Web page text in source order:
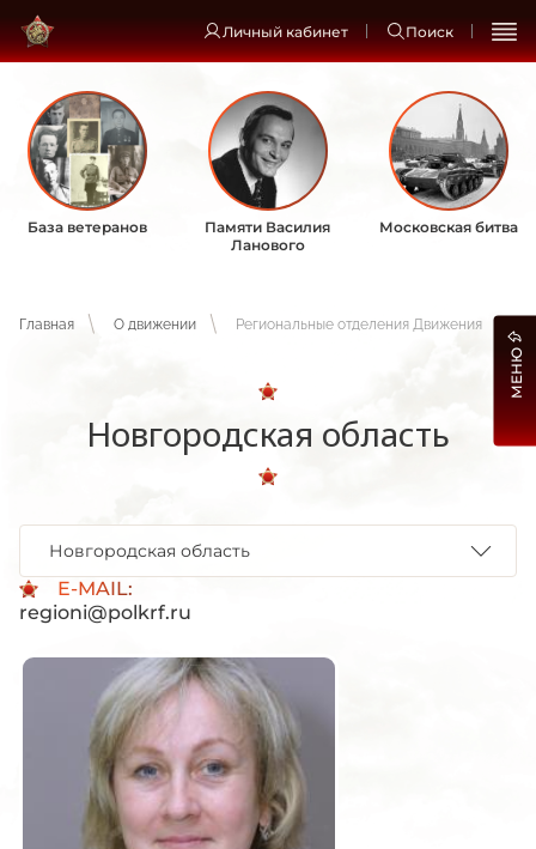
Личный кабинет Поиск
База ветеранов
Памяти Василия
Ланового
Московская битва
Главная О движении Региональные отделения Движения
Новгородская область
E-MAIL:
regioni@polkrf.ru
Новгородская область
МЕНЮ